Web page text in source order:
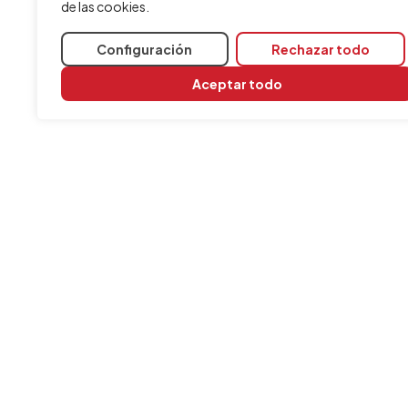
de las cookies.
Configuración Rechazar todo
Aceptar todo